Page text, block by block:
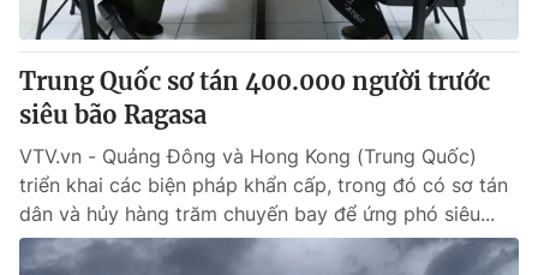
VTV4 Vươn mình bằng AI
VTV9
Liên hệ tòa soạn English
Trung Quốc sơ tán 400.000 người trước
siêu bão Ragasa
VTV.vn - Quảng Đông và Hong Kong (Trung Quốc)
triển khai các biện pháp khẩn cấp, trong đó có sơ tán
dân và hủy hàng trăm chuyến bay để ứng phó siêu...